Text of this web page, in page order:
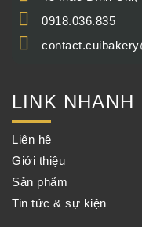
0918.036.835
LINK NHANH
Liên hệ
Giới thiệu
Sản phẩm
Tin tức & sự kiện